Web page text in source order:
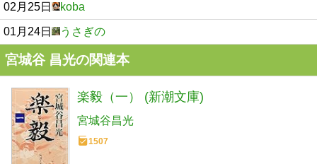
02月25日 koba
01月24日 うさぎの
宮城谷 昌光の関連本
楽毅（一） (新潮文庫)
宮城谷昌光
1507